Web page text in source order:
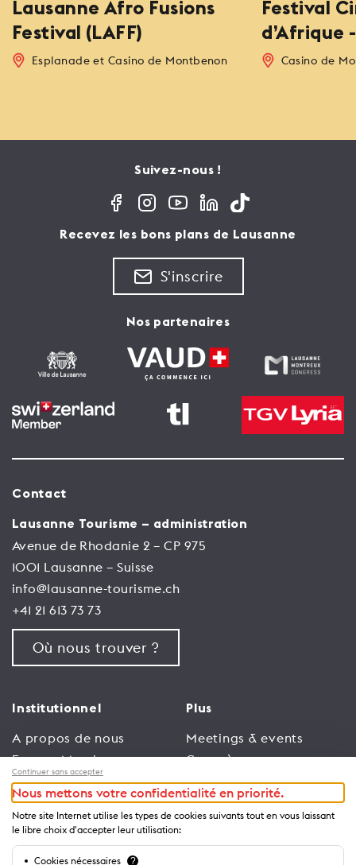
Lausanne Afro Fusions
Festival (LAFF)
Esplanade et Casino de Montbenon
Festival
d’Afrique
Casino de
Suivez-nous !
Recevez les bons plans de Lausanne
S'inscrire
Nos partenaires
Contact
Lausanne Tourisme – administration
Avenue de Rhodanie 2 – CP 975
1001 Lausanne – Suisse
info@lausanne-tourisme.ch
+41 21 613 73 73
Où nous trouver ?
Institutionnel
A propos de nous
Espace Membres
Emploi
Conditions générales
d’utilisation
Politique de
Plus
Meetings & events
Congrès
Trade
Espace Médias
Annonceurs
Brochures et guides
Continuer sans accepter
Nous mettons votre confidentialité en priorité.
Notre site Internet utilise les types de cookies suivants tout en vous laissant
le libre choix d'accepter leur utilisation:
Cookies nécessaires ?